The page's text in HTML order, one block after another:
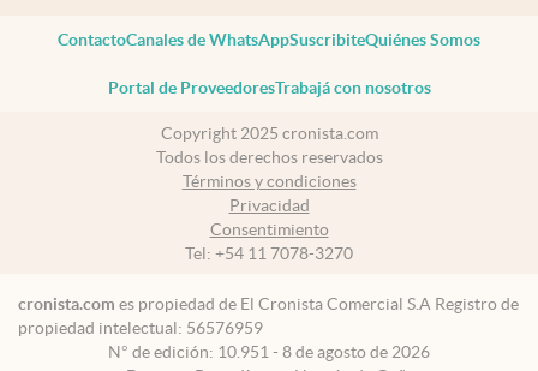
ContactoCanales de WhatsAppSuscribiteQuiénes Somos
Portal de ProveedoresTrabajá con nosotros
Copyright 2025 cronista.com
Todos los derechos reservados
Términos y condiciones
Privacidad
Consentimiento
Tel: +54 11 7078-3270
cronista.com es propiedad de El Cronista Comercial S.A Registro de
propiedad intelectual: 56576959
N° de edición: 10.951 - 8 de agosto de 2026